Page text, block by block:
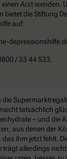
Arzt wenden.
bietet die Stiftung
auf:
/ 33 44 533.
die
tatsächlich
– und die
aus denen der
ihm jetzt fehlt.
trägt allerdings